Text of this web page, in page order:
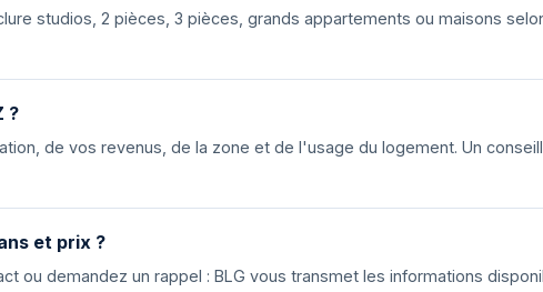
studios, 2 pièces, 3 pièces, grands appartements ou maisons
?
de vos revenus, de la zone et de l'usage du logement. Un
et prix ?
ou demandez un rappel : BLG vous transmet les informations